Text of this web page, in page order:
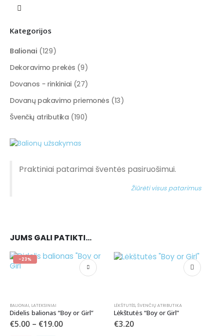
Kategorijos
Balionai (129)
Dekoravimo prekės (9)
Dovanos - rinkiniai (27)
Dovanų pakavimo priemonės (13)
Švenčių atributika (190)
Praktiniai patarimai šventės pasiruošimui.
Žiūrėti visus patarimus
JUMS GALI PATIKTI…
-23%
BALIONAI, LATEKSINIAI
Didelis balionas “Boy or Girl”
€5.00 – €19.00
LĖKŠTUTĖS, ŠVENČIŲ ATRIBUTIKA
Lėkštutės “Boy or Girl”
€3.20